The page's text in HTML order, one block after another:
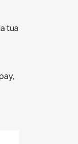
tua